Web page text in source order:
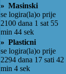
» Masinski
se logira(la)o prije
2100 dana 1 sat 55
min 44 sek
» Plasticni
se logira(la)o prije
2294 dana 17 sati 42
min 4 sek